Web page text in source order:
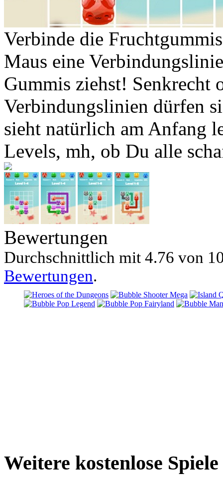
Verbinde die
Maus eine
Gummis ziehst! Senkrecht
Verbindungslinien dürfen
sieht natürlich am Anfang
Levels, mh, ob Du alle
Bewertungen
Durchschnittlich mit 4.76 von
Bewertungen.
Weitere kostenlose